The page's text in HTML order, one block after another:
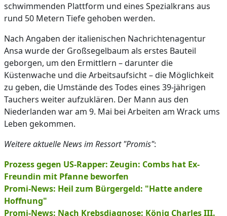
schwimmenden Plattform und eines Spezialkrans aus
rund 50 Metern Tiefe gehoben werden.
Nach Angaben der italienischen Nachrichtenagentur
Ansa wurde der Großsegelbaum als erstes Bauteil
geborgen, um den Ermittlern – darunter die
Küstenwache und die Arbeitsaufsicht – die Möglichkeit
zu geben, die Umstände des Todes eines 39-jährigen
Tauchers weiter aufzuklären. Der Mann aus den
Niederlanden war am 9. Mai bei Arbeiten am Wrack ums
Leben gekommen.
Weitere aktuelle News im Ressort "Promis":
Prozess gegen US-Rapper: Zeugin: Combs hat Ex-
Freundin mit Pfanne beworfen
Promi-News: Heil zum Bürgergeld: "Hatte andere
Hoffnung"
Promi-News: Nach Krebsdiagnose: König Charles III.